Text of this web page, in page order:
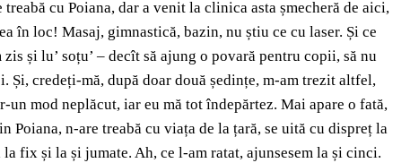
cu Poiana, dar a venit la clinica asta șmecheră de aici,
în loc! Masaj, gimnastică, bazin, nu știu ce cu laser. Și ce
și lu’ soțu’ – decît să ajung o povară pentru copii, să nu
Și, credeți-mă, după doar două ședințe, m-am trezit altfel,
mod neplăcut, iar eu mă tot îndepărtez. Mai apare o fată,
n-are treabă cu viața de la țară, se uită cu dispreț la
fix și la și jumate. Ah, ce l-am ratat, ajunsesem la și cinci.